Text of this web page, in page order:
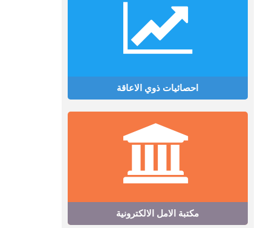
احصائيات ذوي الاعاقة
مكتبة الامل الالكترونية